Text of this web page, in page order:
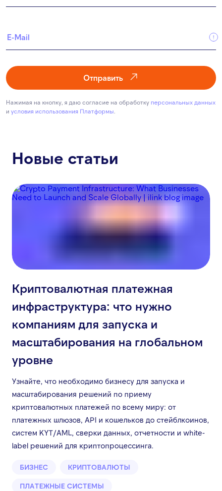
Отправить
Нажимая на кнопку, я даю согласие на обработку персональных данных
и условия использования Платформы.
Новые статьи
Криптовалютная платежная
инфраструктура: что нужно
компаниям для запуска и
масштабирования на глобальном
уровне
Узнайте, что необходимо бизнесу для запуска и
масштабирования решений по приему
криптовалютных платежей по всему миру: от
платежных шлюзов, API и кошельков до стейблкоинов,
систем KYT/AML, сверки данных, отчетности и white-
label решений для криптопроцессинга.
БИЗНЕС КРИПТОВАЛЮТЫ
ПЛАТЕЖНЫЕ СИСТЕМЫ